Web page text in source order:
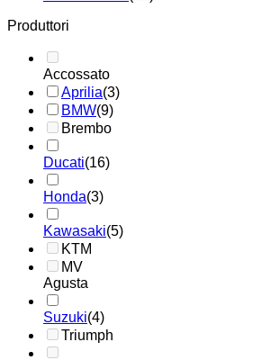
Produttori
Accossato
Aprilia(3)
BMW(9)
Brembo
Ducati(16)
Honda(3)
Kawasaki(5)
KTM
MV
Agusta
Suzuki(4)
Triumph